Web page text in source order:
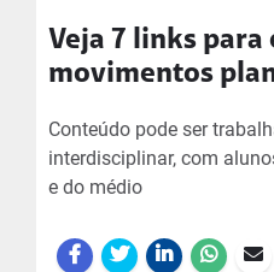
Veja 7 links para
movimentos
Conteúdo pode ser
interdisciplinar, com
e do médio